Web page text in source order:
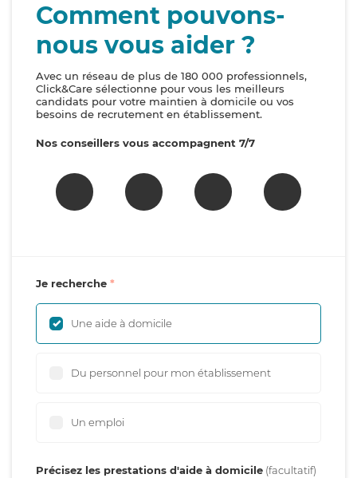
Comment pouvons-
nous vous aider ?
Avec un réseau de plus de 180 000 professionnels,
Click&Care sélectionne pour vous les meilleurs
candidats pour votre maintien à domicile ou vos
besoins de recrutement en établissement.
Nos conseillers vous accompagnent 7/7
Je recherche
Une aide à domicile
Du personnel pour mon établissement
Un emploi
Précisez les prestations d'aide à domicile